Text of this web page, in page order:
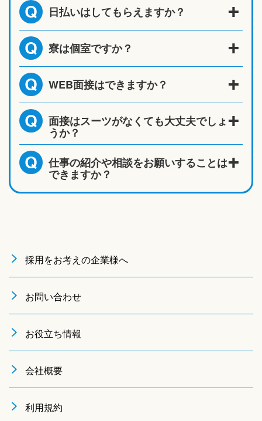
Q 日払いはしてもらえますか？
Q 寮は個室ですか？
Q WEB面接はできますか？
Q 面接はスーツがなくても大丈夫でしょ
うか？
Q 仕事の紹介や相談をお願いすることは
できますか？
採用をお考えの企業様へ
お問い合わせ
お役立ち情報
会社概要
利用規約